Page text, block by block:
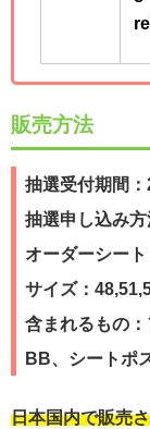
販売方法
抽選受付期間
抽選申し込み
オーダーシート
サイズ：
含まれるもの：
BB、シートポ
日本国内で販売